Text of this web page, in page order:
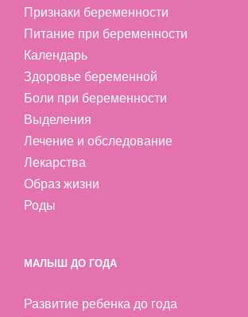
Признаки беременности
Питание при беременности
Календарь
Здоровье беременной
Боли при беременности
Выделения
Лечение и обследование
Лекарства
Образ жизни
Роды
МАЛЫШ ДО ГОДА
Развитие ребенка до года